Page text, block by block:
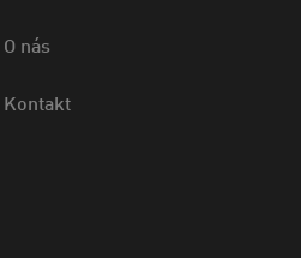
O nás
Kontakt